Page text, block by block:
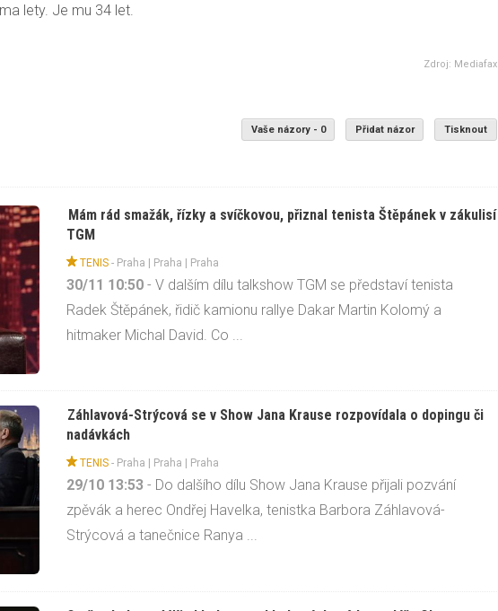
lety. Je mu 34 let.
Zdroj: Mediafax
Vaše názory - 0 Přidat názor Tisknout
Mám rád smažák, řízky a svíčkovou, přiznal tenista Štěpánek v zákulisí
TGM
TENIS - Praha | Praha | Praha
30/11 10:50 - V dalším dílu talkshow TGM se představí tenista
Radek Štěpánek, řidič kamionu rallye Dakar Martin Kolomý a
hitmaker Michal David. Co ...
Záhlavová-Strýcová se v Show Jana Krause rozpovídala o dopingu či
nadávkách
TENIS - Praha Praha | Praha
29/10 13:53 - Do dalšího dílu Show Jana Krause přijali pozvání
zpěvák a herec Ondřej Havelka, tenistka Barbora Záhlavová-
Strýcová a tanečnice Ranya ...